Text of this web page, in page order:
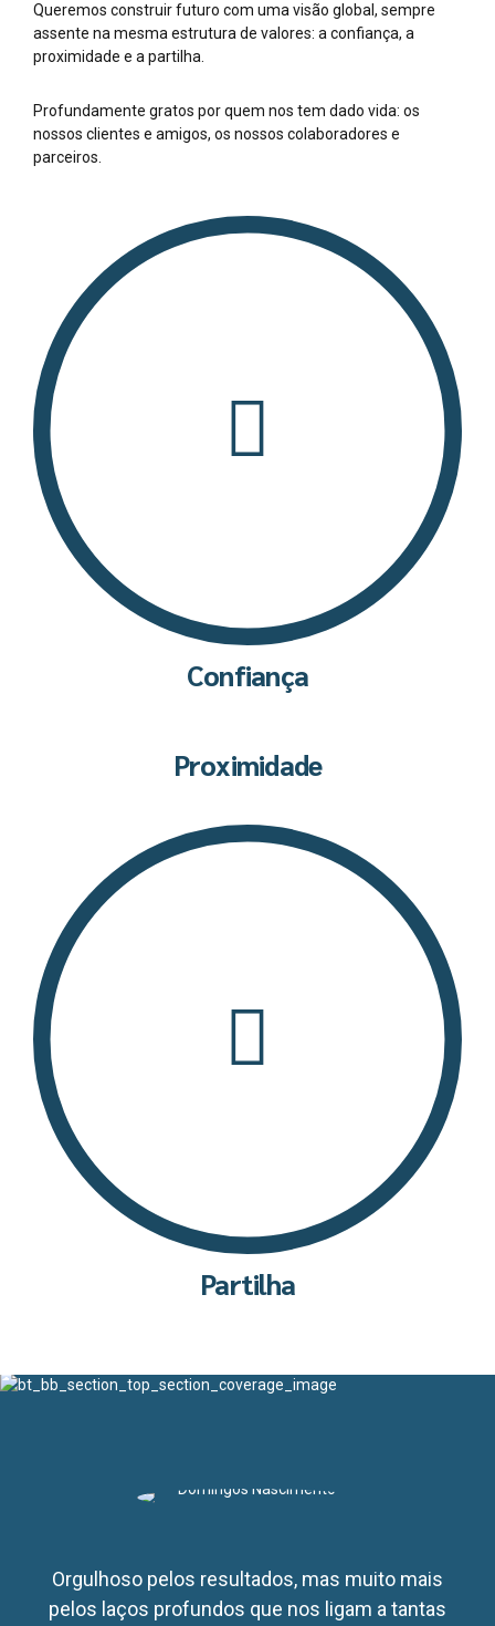
Queremos construir futuro com uma visão global, sempre
assente na mesma estrutura de valores: a confiança, a
proximidade e a partilha.
Profundamente gratos por quem nos tem dado vida: os
nossos clientes e amigos, os nossos colaboradores e
parceiros.
Confiança
Proximidade
Partilha
Orgulhoso pelos resultados, mas muito mais
pelos laços profundos que nos ligam a tantas